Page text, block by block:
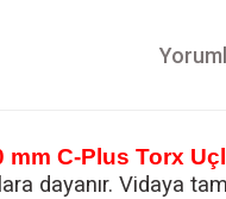
mm C-Plus Torx
dayanır. Vidaya